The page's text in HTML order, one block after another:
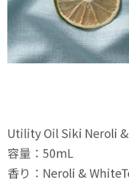
Utility Oil Siki Neroli
容量：50mL
香り：Neroli &